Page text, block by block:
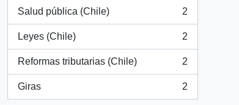
Salud pública (Chile)
, 2 resultados
2
Leyes (Chile)
, 2 resultados
2
Reformas tributarias (Chile)
, 2 resultados
2
Giras
, 2 resultados
2